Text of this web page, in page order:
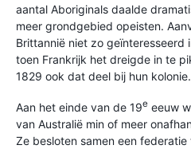
aantal Aboriginals daalde
meer grondgebied opeisten.
Brittannië niet zo geïnteresseerd
toen Frankrijk het dreigde in te
1829 ook dat deel bij hun kolonie.
Aan het einde van de 19e eeuw
van Australië min of meer
Ze besloten samen een